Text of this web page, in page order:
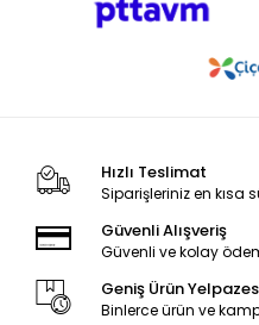
Hızlı Teslimat
Siparişleriniz en kısa
Güvenli Alışveriş
Güvenli ve kolay
Geniş Ürün
Binlerce ürün ve